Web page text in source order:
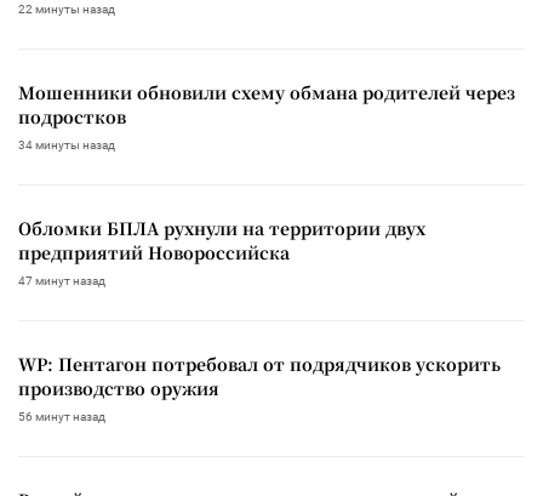
22 минуты назад
Мошенники обновили схему обмана родителей через
подростков
34 минуты назад
Обломки БПЛА рухнули на территории двух
предприятий Новороссийска
47 минут назад
WP: Пентагон потребовал от подрядчиков ускорить
производство оружия
56 минут назад